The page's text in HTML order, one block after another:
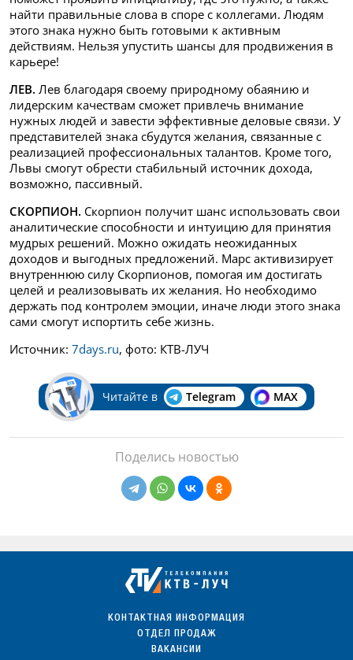
найти правильные слова в споре с коллегами. Людям
этого знака нужно быть готовыми к активным
действиям. Нельзя упустить шансы для продвижения в
карьере!
ЛЕВ. Лев благодаря своему природному обаянию и
лидерским качествам сможет привлечь внимание
нужных людей и завести эффективные деловые связи. У
представителей знака сбудутся желания, связанные с
реализацией профессиональных талантов. Кроме того,
Львы смогут обрести стабильный источник дохода,
возможно, пассивный.
СКОРПИОН. Скорпион получит шанс использовать свои
аналитические способности и интуицию для принятия
мудрых решений. Можно ожидать неожиданных
доходов и выгодных предложений. Марс активизирует
внутреннюю силу Скорпионов, помогая им достигать
целей и реализовывать их желания. Но необходимо
держать под контролем эмоции, иначе люди этого знака
сами смогут испортить себе жизнь.
Источник: 7days.ru, фото: КТВ-ЛУЧ
Читайте в Telegram MAX
Поделись новостью
КОНТАКТНАЯ ИНФОРМАЦИЯ
ОТДЕЛ ПРОДАЖ
ВАКАНСИИ